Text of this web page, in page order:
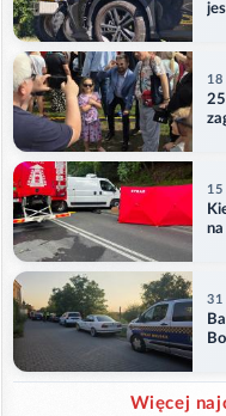
18
15
31
Więcej